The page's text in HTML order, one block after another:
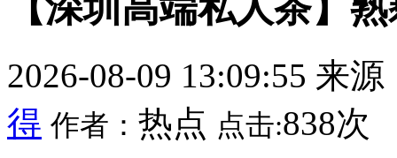
【深圳高端私人茶】
2026-08-09 13:09:55 来源
得 作者： 热点 点击:838次